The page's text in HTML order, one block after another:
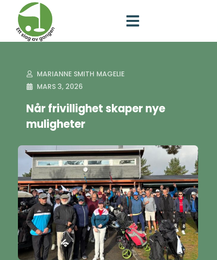
MARIANNE SMITH MAGELIE
MARS 3, 2026
Når frivillighet skaper nye
muligheter